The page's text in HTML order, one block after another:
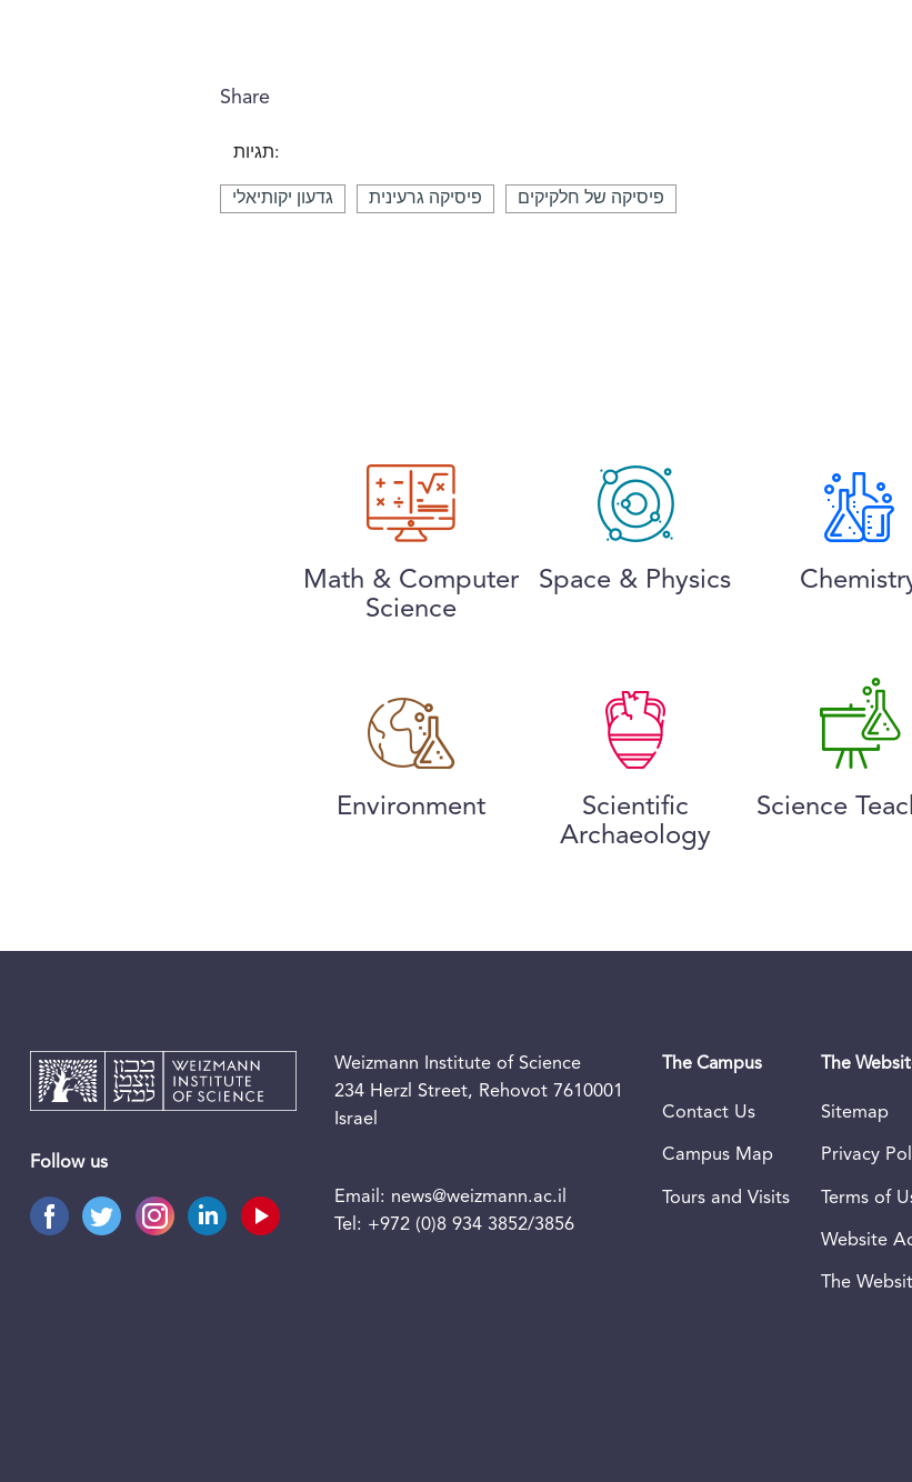
Share
תגיות:
גדעון יקותיאלי פיסיקה גרעינית פיסיקה של חלקיקים
Math & Computer
Science
Space & Physics
Environment
Scientific
Archaeology
Science
Follow us
Weizmann Institute of Science
234 Herzl Street, Rehovot 7610001
Israel
Email: news@weizmann.ac.il
Tel: +972 (0)8 934 3852/3856
The Campus
Contact Us
Campus Map
Tours and Visits
The
Sitemap
Privacy
Terms of
Website
The